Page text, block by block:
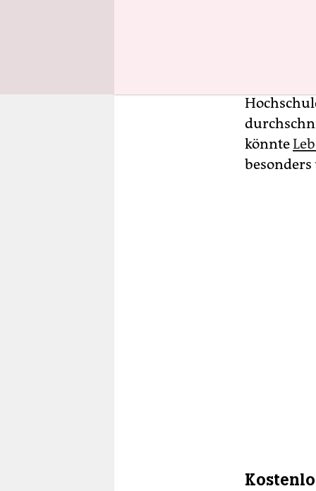
Bäumen
könnte